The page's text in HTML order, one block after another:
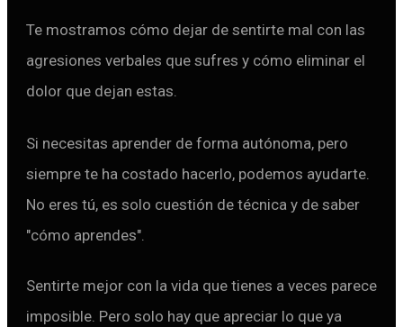
Te mostramos cómo dejar de sentirte mal con las
agresiones verbales que sufres y cómo eliminar el
dolor que dejan estas.
Si necesitas aprender de forma autónoma, pero
siempre te ha costado hacerlo, podemos ayudarte.
No eres tú, es solo cuestión de técnica y de saber
"cómo aprendes".
Sentirte mejor con la vida que tienes a veces parece
imposible. Pero solo hay que apreciar lo que ya